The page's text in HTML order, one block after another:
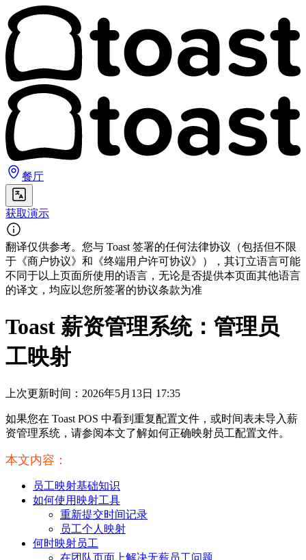
餐厅
获取演示
翻译仅供参考。您与 Toast 签署的任何法律协议（包括但不限
于《商户协议》和《终端用户许可协议》），其订立语言可能
不同于以上页面所使用的语言，无论是否提供本页面其他语言
的译文，均应以您所签署的协议条款为准
Toast 薪资管理系统：管理员
工映射
上次更新时间：2026年5月13日 17:35
如果您在 Toast POS 中看到重复配置文件，或时间表未导入薪
资管理系统，请参阅本文了解如何正确映射员工配置文件。
本文内容：
员工映射基础知识
如何使用映射工具
重新提交时间记录
员工个人映射
何时映射员工